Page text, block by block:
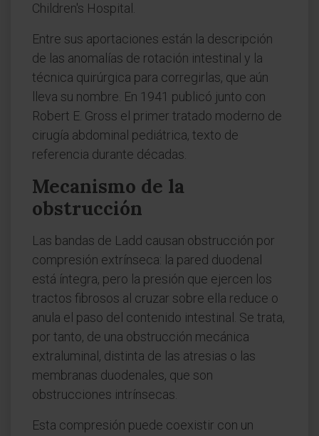
Children's Hospital.
Entre sus aportaciones están la descripción
de las anomalías de rotación intestinal y la
técnica quirúrgica para corregirlas, que aún
lleva su nombre. En 1941 publicó junto con
Robert E. Gross el primer tratado moderno de
cirugía abdominal pediátrica, texto de
referencia durante décadas.
Mecanismo de la
obstrucción
Las bandas de Ladd causan obstrucción por
compresión extrínseca: la pared duodenal
está íntegra, pero la presión que ejercen los
tractos fibrosos al cruzar sobre ella reduce o
anula el paso del contenido intestinal. Se trata,
por tanto, de una obstrucción mecánica
extraluminal, distinta de las atresias o las
membranas duodenales, que son
obstrucciones intrínsecas.
Esta compresión puede coexistir con un